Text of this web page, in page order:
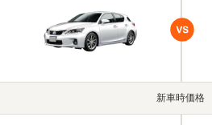
新車時価格